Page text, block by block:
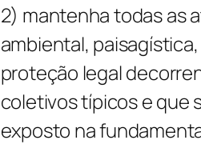
2) mantenha todas as
ambiental,
proteção legal
coletivos típicos e que
exposto na